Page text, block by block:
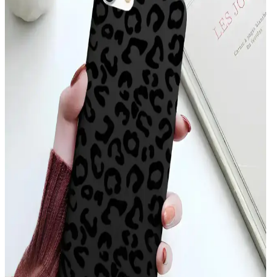
YoungKit Apple iPhone 14 Pro Max Kılıfı:
Dayanıklı ve Estetik Koruma Çözümü
YoungKit iPhone 14 Pro Max kılıfı, dayanıklı malzeme ve şeffaf
tasarımıyla üstün koruma sağlar, estetik ve fonksiyonelliği bir arada
sunar, çevre dostudur ve manyetik şarj uyumludur.
Xiaomi Mi 11 Ultra için Şık ve Koruyucu Altın
Kenarlı Silikon Kılıf
Parlak altın detaylar ve dayanıklı silikon malzeme ile Xiaomi Mi 11
Ultra'nızı şık ve güvenle koruyan kılıf, çeşitli renk seçenekleriyle
tarzınıza uygun alternatifler sunar.
Apple iPhone 11 Pro Max için şık ve dayanıklı TPU
malzemeden koruyucu kılıf
Şeffaf ve renkli tasarımıyla dikkat çeken Case 4U Omega Kapak,
dayanıklı TPU malzemeden üretilmiş olup, telefonunuzu estetik ve
fonksiyonellik açısından üstün seviyede korur.
iPhone 17 Pro Max Arka Yüzeyindeki Çizgilerin
Nedenleri ve Çözüm Yolları